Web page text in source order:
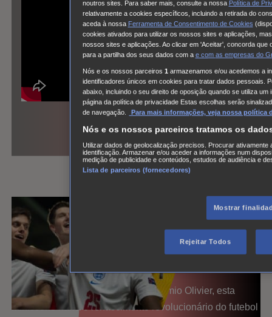
Sinopse
Baseada na peça vencedora do Prémio Olivier, esta
minissérie narra o renascimento revolucionário do futebol
noutros sites. Para saber mais, consulte a nossa Política de
relativamente a cookies específicos, incluindo a retirada do
aceda à nossa Ferramenta de Consentimento de Cookies
cookies ativados para utilizar os nossos sites e aplicações,
nossos sites e aplicações. Ao clicar em 'Aceitar', concorda
para a partilha dos seus dados com a e com as empresas do
Nós e os nossos parceiros 1 armazenamos e/ou acedemos a
identificadores únicos em cookies para tratar dados pessoais.
abaixo, incluindo o seu direito de oposição quando se utiliza
página da política de privacidade Estas escolhas serão
de navegação.
Para mais informações, veja nossa política
Nós e os nossos parceiros tratamos os
Utilizar dados de geolocalização precisos. Procurar
identificação. Armazenar e/ou aceder a informações num
medição de publicidade e conteúdos, estudos de audiência e
Lista de parceiros (fornecedores)
Mostrar
Rejeitar Todos